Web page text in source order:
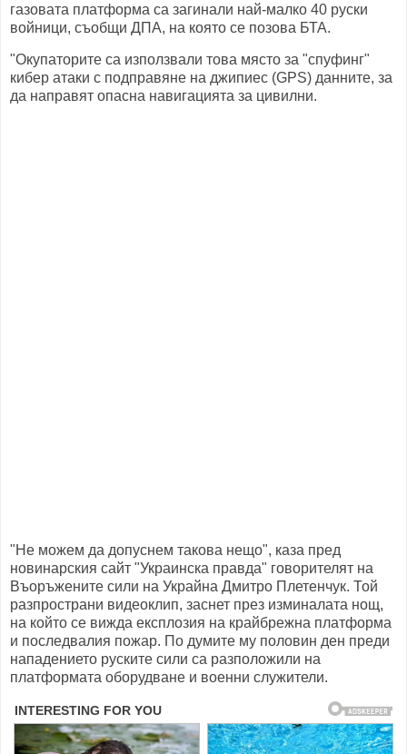
газовата платформа са загинали най-малко 40 руски
войници, съобщи ДПА, на която се позова БТА.
"Окупаторите са използвали това място за "спуфинг"
кибер атаки с подправяне на джипиес (GPS) данните, за
да направят опасна навигацията за цивилни.
"Не можем да допуснем такова нещо", каза пред
новинарския сайт "Украинска правда" говорителят на
Въоръжените сили на Украйна Дмитро Плетенчук. Той
разпространи видеоклип, заснет през изминалата нощ,
на който се вижда експлозия на крайбрежна платформа
и последвалия пожар. По думите му половин ден преди
нападението руските сили са разположили на
платформата оборудване и военни служители.